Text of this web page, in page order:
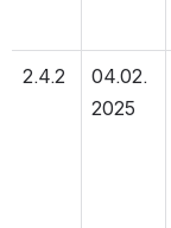
2.4.2
04.02.
2025